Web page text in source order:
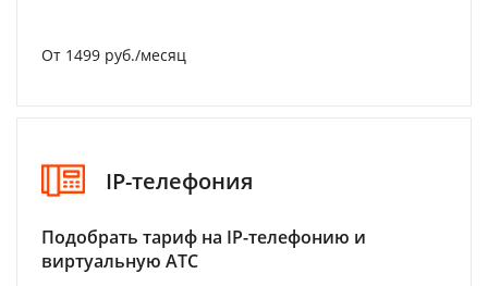
От 1499 руб./месяц
IP-телефония
Подобрать тариф на IP-телефонию и
виртуальную АТС